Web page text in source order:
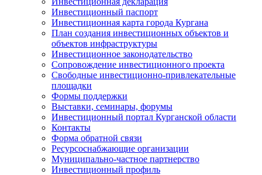
Инвестиционный паспорт
Инвестиционная карта города Кургана
План создания инвестиционных объектов и
объектов инфраструктуры
Инвестиционное законодательство
Сопровождение инвестиционного проекта
Свободные инвестиционно-привлекательные
площадки
Формы поддержки
Выставки, семинары, форумы
Инвестиционный портал Курганской области
Контакты
Форма обратной связи
Ресурсоснабжающие организации
Муниципально-частное партнерство
Инвестиционный профиль